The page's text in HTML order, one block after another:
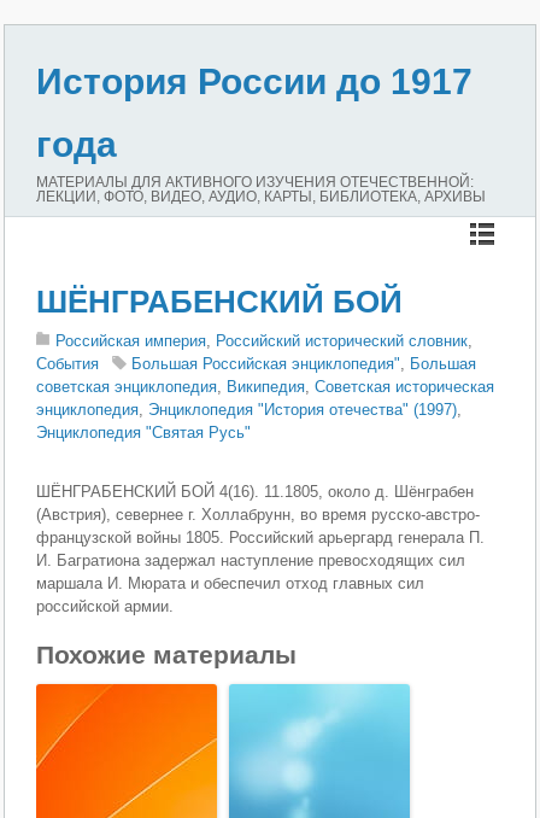
История России до 1917
года
МАТЕРИАЛЫ ДЛЯ АКТИВНОГО ИЗУЧЕНИЯ ОТЕЧЕСТВЕННОЙ:
ЛЕКЦИИ, ФОТО, ВИДЕО, АУДИО, КАРТЫ, БИБЛИОТЕКА, АРХИВЫ
ШЁНГРАБЕНСКИЙ БОЙ
Российская империя, Российский исторический словник,
События
Большая Российская энциклопедия", Большая
советская энциклопедия, Википедия,Советская историческая
энциклопедия, Энциклопедия "История отечества" (1997),
Энциклопедия "Святая Русь"
ШЁНГРАБЕНСКИЙ БОЙ 4(16). 11.1805, около д. Шёнграбен
(Австрия), севернее г. Холлабрунн, во время русско-австро-
французской войны 1805. Российский арьергард генерала П.
И. Багратиона задержал наступление превосходящих сил
маршала И. Мюрата и обеспечил отход главных сил
российской армии.
Похожие материалы